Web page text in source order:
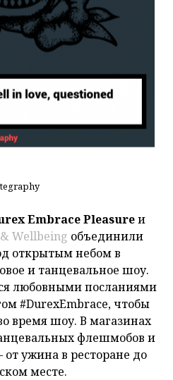
Embrace Pleasureи
Wellbeing объединили
открытым небом в
и танцевальное шоу.
любовными посланиями
#DurexEmbrace, чтобы
время шоу. В магазинах
флешмобов и
ужина в ресторане до
месте.